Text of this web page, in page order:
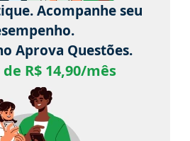
Acompanhe seu
Aprova Questões.
R$ 14,90/mês